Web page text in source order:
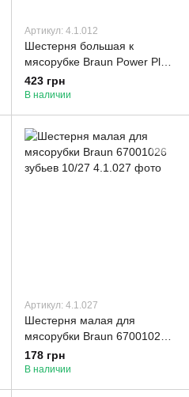
Артикул: 4.1.012
Шестерня большая к
мясорубке Braun Power Plus
67000898 Original
423 грн
В наличии
Артикул: 4.1.027
Шестерня малая для
мясорубки Braun 67001026
зубьев 10/27
178 грн
В наличии